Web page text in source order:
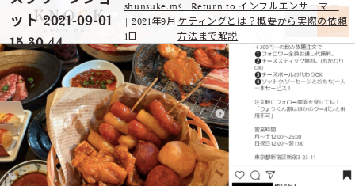
ット 2021-09-01
15.30.44
shunsuke.m
|2021年9月
1日
← Return to インフルエンサーマー
ケティングとは？概要から実際の依頼
方法まで解説